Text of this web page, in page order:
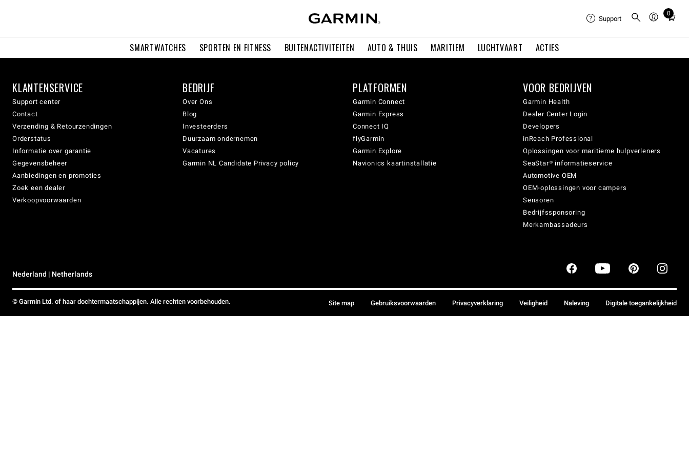
SMARTWATCHES SPORTEN EN FITNESS BUITENACTIVITEITEN AUTO & THUIS MARITIEM LUCHTVAART ACTIES
Support
0
Total
cart:
KLANTENSERVICE
Support center
Contact
Verzending & Retourzendingen
Orderstatus
Informatie over garantie
Gegevensbeheer
Aanbiedingen en promoties
Zoek een dealer
Verkoopvoorwaarden
BEDRIJF
Over Ons
Blog
Investeerders
Duurzaam ondernemen
Vacatures
Garmin NL Candidate Privacy policy
PLATFORMEN
Garmin Connect
Garmin Express
Connect IQ
flyGarmin
Garmin Explore
Navionics kaartinstallatie
VOOR BEDRIJVEN
Garmin Health
Dealer Center Login
Developers
inReach Professional
Oplossingen voor maritieme hulpverleners
SeaStar® informatieservice
Automotive OEM
OEM-oplossingen voor campers
Sensoren
Bedrijfssponsoring
Merkambassadeurs
Nederland | Netherlands
© Garmin Ltd. of haar dochtermaatschappijen. Alle rechten voorbehouden. Site map Gebruiksvoorwaarden Privacyverklaring Veiligheid Naleving Digitale toegankelijkheid